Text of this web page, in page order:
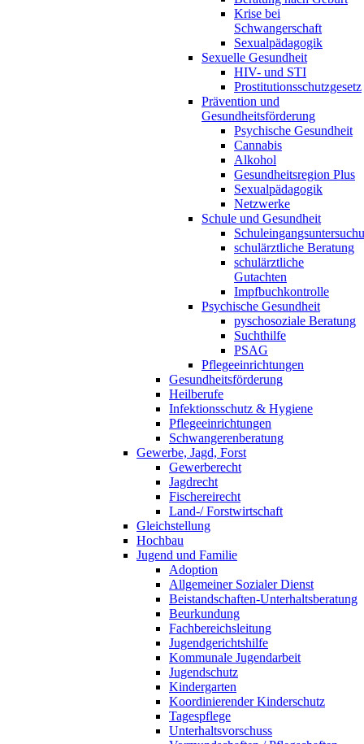
Krise bei
Schwangerschaft
Sexualpädagogik
Sexuelle Gesundheit
HIV- und STI
Prostitutionsschutzgesetz
Prävention und
Gesundheitsförderung
Psychische Gesundheit
Cannabis
Alkohol
Gesundheitsregion Plus
Sexualpädagogik
Netzwerke
Schule und Gesundheit
schulärztliche Beratung
schulärztliche
Gutachten
Impfbuchkontrolle
Psychische Gesundheit
pyschosoziale Beratung
Suchthilfe
PSAG
Pflegeeinrichtungen
Gesundheitsförderung
Heilberufe
Infektionsschutz & Hygiene
Pflegeeinrichtungen
Schwangerenberatung
Gewerbe, Jagd, Forst
Gewerberecht
Jagdrecht
Fischereirecht
Land-/ Forstwirtschaft
Gleichstellung
Hochbau
Jugend und Familie
Adoption
Allgemeiner Sozialer Dienst
Beistandschaften-Unterhaltsberatung
Beurkundung
Fachbereichsleitung
Jugendgerichtshilfe
Kommunale Jugendarbeit
Jugendschutz
Kindergarten
Koordinierender Kinderschutz
Tagespflege
Unterhaltsvorschuss